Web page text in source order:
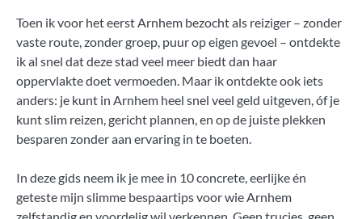
Toen ik voor het eerst Arnhem bezocht als reiziger – zonder
vaste route, zonder groep, puur op eigen gevoel – ontdekte
ik al snel dat deze stad veel meer biedt dan haar
oppervlakte doet vermoeden. Maar ik ontdekte ook iets
anders: je kunt in Arnhem heel snel veel geld uitgeven, óf je
kunt slim reizen, gericht plannen, en op de juiste plekken
besparen zonder aan ervaring in te boeten.
In deze gids neem ik je mee in 10 concrete, eerlijke én
geteste mijn slimme bespaartips voor wie Arnhem